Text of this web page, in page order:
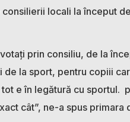
locali la început
votați prin consiliu, de la
de la sport, pentru copiii
e în legătură cu sportul.
cât”, ne-a spus primara